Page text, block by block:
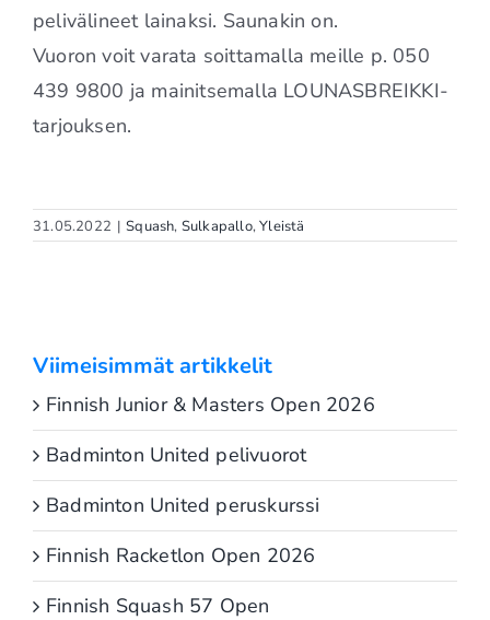
pelivälineet lainaksi. Saunakin on.
Vuoron voit varata soittamalla meille p. 050
439 9800 ja mainitsemalla LOUNASBREIKKI-
tarjouksen.
31.05.2022 | Squash, Sulkapallo,Yleistä
Viimeisimmät artikkelit
Finnish Junior & Masters Open 2026
Badminton United pelivuorot
Badminton United peruskurssi
Finnish Racketlon Open 2026
Finnish Squash 57 Open